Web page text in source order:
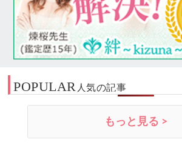
POPULAR人気の記事
もっと見る >